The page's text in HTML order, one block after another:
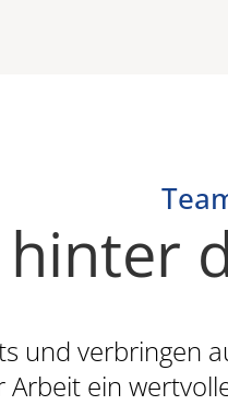
und verbringen
ein